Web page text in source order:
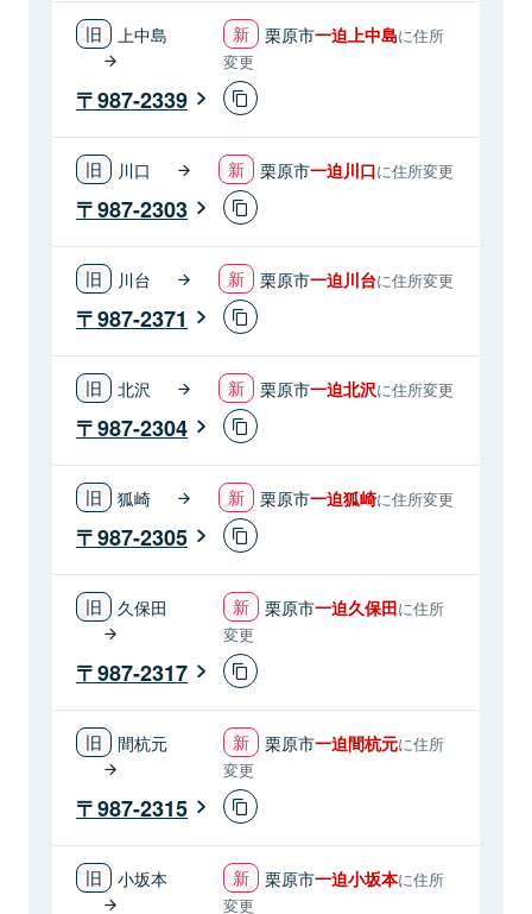
上中島 栗原市一迫上中島に住所
変更
987-2339
川口 栗原市一迫川口に住所変更
987-2303
川台 栗原市一迫川台に住所変更
987-2371
北沢 栗原市一迫北沢に住所変更
987-2304
狐崎 栗原市一迫狐崎に住所変更
987-2305
久保田 栗原市一迫久保田に住所
変更
987-2317
間杭元 栗原市一迫間杭元に住所
変更
987-2315
小坂本 栗原市一迫小坂本に住所
変更